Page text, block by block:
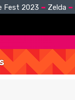
Fest 2023 Zelda